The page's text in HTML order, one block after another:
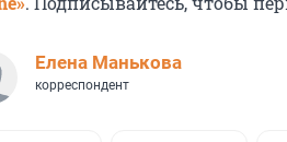
Елена Манькова
корреспондент